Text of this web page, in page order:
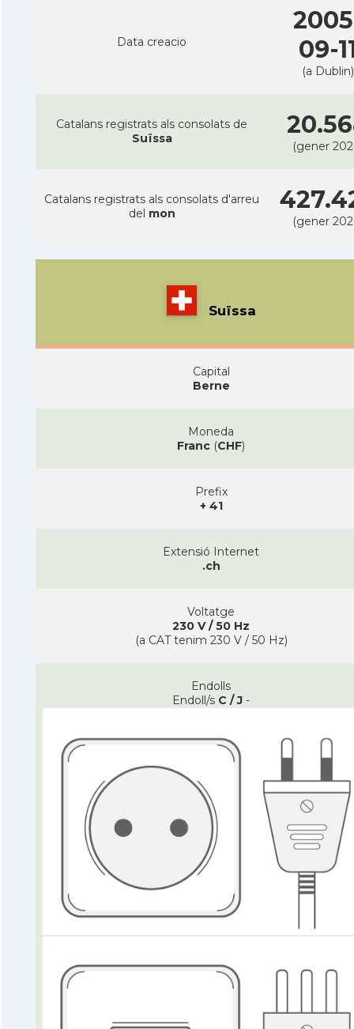
Data creacio
09-
(a Dublin)
Catalans registrats als consolats de
Suïssa
(gener
Catalans registrats als consolats d'arreu
del mon
(gener
Suïssa
Capital
Berne
Moneda
Franc (CHF)
Prefix
+ 41
Extensió Internet
.ch
Voltatge
230 V / 50 Hz
(a CAT tenim 230 V / 50 Hz)
Endolls
Endoll/s C / J -